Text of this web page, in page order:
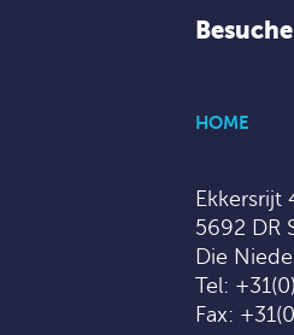
HOME
Ekkersrijt
5692 DR
Die
Tel:
Fax: